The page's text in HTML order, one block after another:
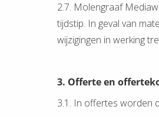
2.7. Molengraaf
tijdstip. In geval van
wijzigingen in werking
3. Offerte en
3.1. In offertes worden